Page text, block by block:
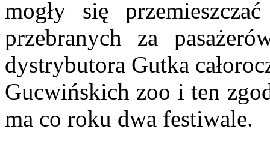
mogły się
przebranych za
dystrybutora Gutka
Gucwińskich zoo i ten
ma co roku dwa festiwale.